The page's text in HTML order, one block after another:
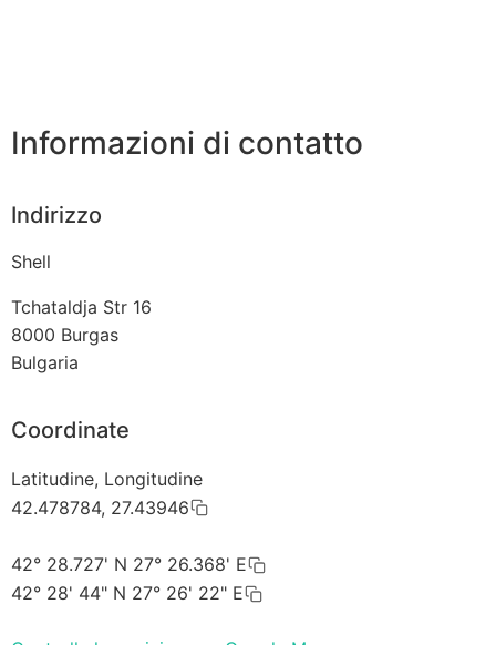
Informazioni di contatto
Indirizzo
Shell
Tchataldja Str 16
8000 Burgas
Bulgaria
Coordinate
Latitudine, Longitudine
42.478784, 27.43946
42° 28.727' N 27° 26.368' E
42° 28' 44" N 27° 26' 22" E